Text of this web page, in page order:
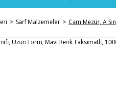
Sarf Malzemeler Cam Mezür, A